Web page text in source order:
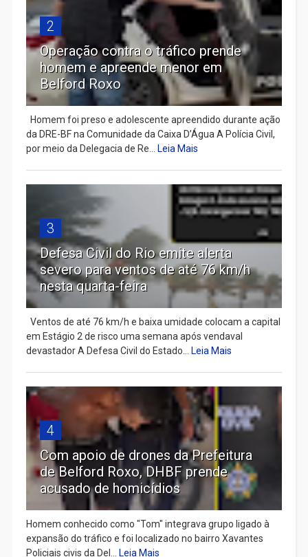
2
Operação contra o tráfico prende
homem e apreende menor em
Belford Roxo
Homem foi preso e adolescente apreendido durante ação
da DRE-BF na Comunidade da Caixa D’Água A Polícia Civil,
por meio da Delegacia de Re... Leia Mais
3
Defesa Civil do Rio emite alerta
severo para ventos de até 76 km/h
nesta quarta-feira
Ventos de até 76 km/h e baixa umidade colocam a capital
em Estágio 2 de risco uma semana após vendaval
devastador A Defesa Civil do Estado... Leia Mais
4
Com apoio de drones da Prefeitura
de Belford Roxo, DHBF prende
acusado de homicídios
Homem conhecido como "Tom" integrava grupo ligado à
expansão do tráfico e foi localizado no bairro Xavantes
Policiais civis da Del... Leia Mais